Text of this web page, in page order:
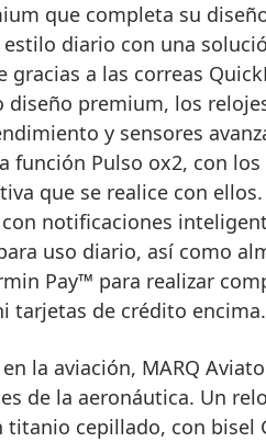
que completa su
diario con una
a las correas
diseño premium, los
y sensores
función Pulso ox2, con
que se realice con
notificaciones
uso diario, así como
Pay™ para realizar
tarjetas de crédito encima.
la aviación, MARQ
de la aeronáutica. Un
cepillado, con bisel